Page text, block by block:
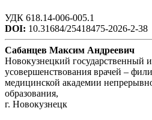
УДК 618.14-006-005.1
DOI: 10.31684/25418475-2026-2-38
Сабанцев Максим Андреевич
Новокузнецкий государственный
усовершенствования врачей –
медицинской академии
образования,
г. Новокузнецк